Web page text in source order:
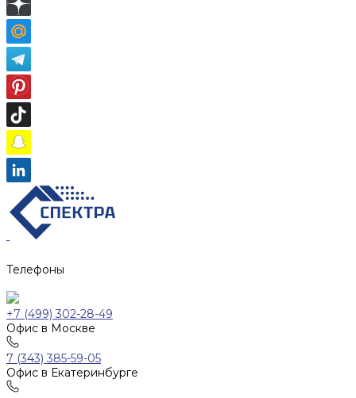
Телефоны
+7 (499) 302-28-49
Офис в Москве
7 (343) 385-59-05
Офис в Екатеринбурге